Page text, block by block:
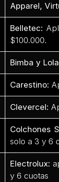
Apparel,
Belletec:
$100.000.
Bimba y
Carestino:
Clevercel:
Colchones
solo a 3 y 6
Electrolux:
y 6 cuotas